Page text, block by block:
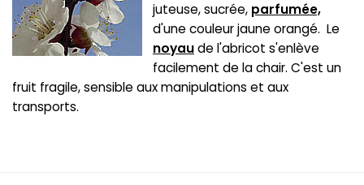
juteuse, sucrée, parfumée,
d'une couleur jaune orangé. Le
noyaude l'abricot s'enlève
facilement de la chair. C'est un
fruit fragile, sensible aux manipulations et aux
transports.